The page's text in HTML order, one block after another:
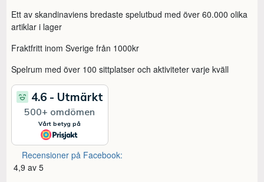
Ett av skandinaviens bredaste spelutbud med över 60.000 olika
artiklar i lager
Fraktfritt inom Sverige från 1000kr
Spelrum med över 100 sittplatser och aktiviteter varje kväll
Recensioner på Facebook:
4,9 av 5